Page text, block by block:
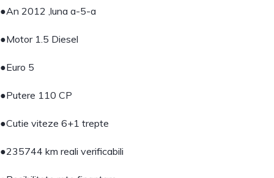
●An 2012 ,luna a-5-a
●Motor 1.5 Diesel
●Euro 5
●Putere 110 CP
●Cutie viteze 6+1 trepte
●235744 km reali verificabili